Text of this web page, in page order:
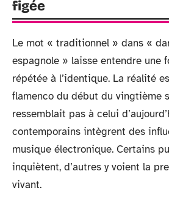
figée
Le mot « traditionnel » dans «
espagnole » laisse entendre une
répétée à l’identique. La réalité
flamenco du début du vingtième
ressemblait pas à celui
contemporains intègrent des
musique électronique. Certains
inquiètent, d’autres y voient la
vivant.